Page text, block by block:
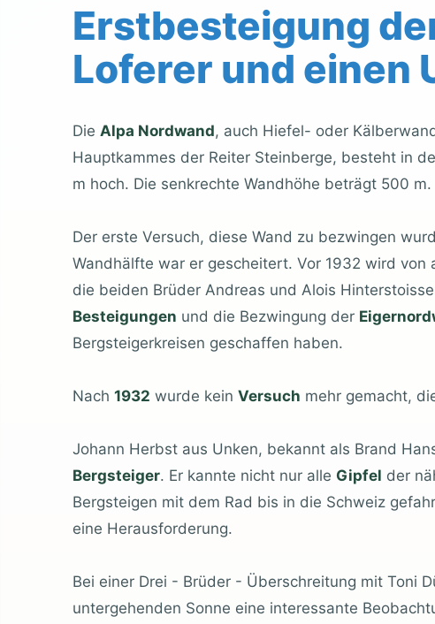
Erstbesteigung
Loferer und einen
Die Alpa Nordwand, auch Hiefel- oder
Hauptkammes der Reiter Steinberge, besteht in
m hoch. Die senkrechte Wandhöhe beträgt 500 m.
Der erste Versuch, diese Wand zu bezwingen
Wandhälfte war er gescheitert. Vor 1932 wird
die beiden Brüder Andreas und Alois
Besteigungen und die Bezwingung der
Bergsteigerkreisen geschaffen haben.
Nach 1932 wurde kein Versuch mehr gemacht,
Johann Herbst aus Unken, bekannt als Brand
Bergsteiger. Er kannte nicht nur alle Gipfel der
Bergsteigen mit dem Rad bis in die Schweiz
eine Herausforderung.
Bei einer Drei - Brüder - Überschreitung mit Toni
untergehenden Sonne eine interessante